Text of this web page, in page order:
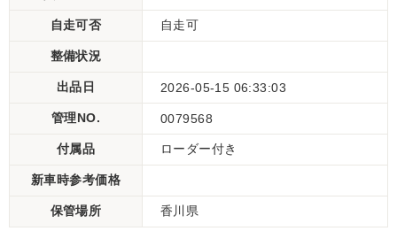
自走可否 自走可
整備状況
出品日 2026-05-15 06:33:03
管理NO. 0079568
付属品 ローダー付き
新車時参考価格
保管場所 香川県